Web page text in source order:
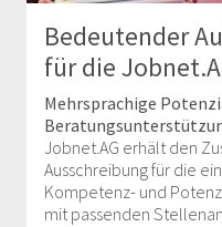
Bedeutender
für die
Mehrsprachige
Jobnet.AG erhält den
Ausschreibung für die
Kompetenz- und
mit passenden